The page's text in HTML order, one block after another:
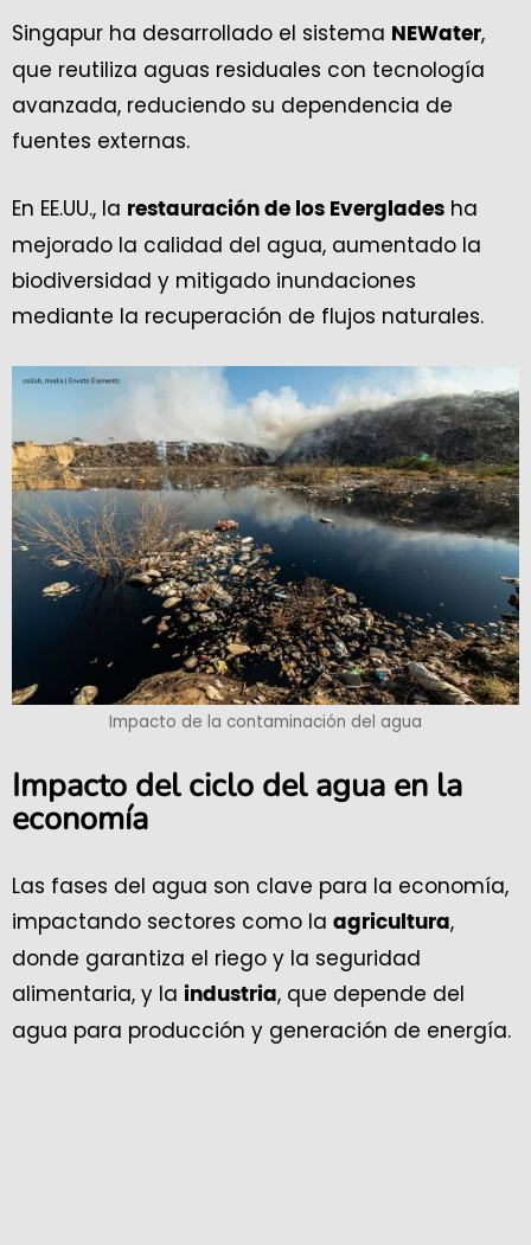
Singapur ha desarrollado el sistema NEWater,
que reutiliza aguas residuales con tecnología
avanzada, reduciendo su dependencia de
fuentes externas.
En EE.UU., la restauración de los Everglades ha
mejorado la calidad del agua, aumentado la
biodiversidad y mitigado inundaciones
mediante la recuperación de flujos naturales.
Impacto de la contaminación del agua
Impacto del ciclo del agua en la
economía
Las fases del agua son clave para la economía,
impactando sectores como la agricultura,
donde garantiza el riego y la seguridad
alimentaria, y la industria, que depende del
agua para producción y generación de energía.